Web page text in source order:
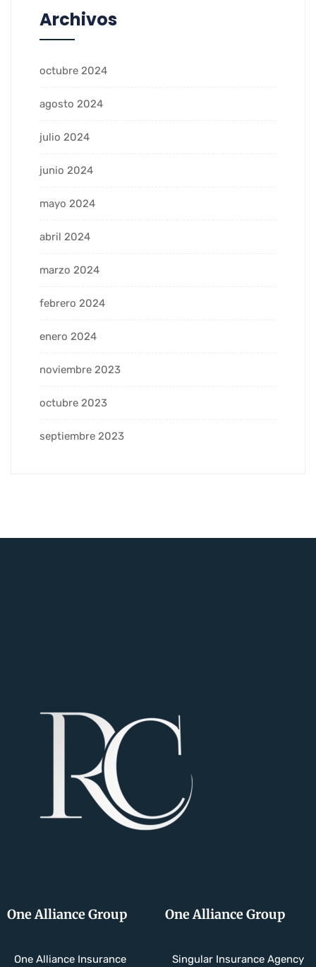
Archivos
octubre 2024
agosto 2024
julio 2024
junio 2024
mayo 2024
abril 2024
marzo 2024
febrero 2024
enero 2024
noviembre 2023
octubre 2023
septiembre 2023
One Alliance Group
One Alliance Insurance
One Alliance Group
Singular Insurance Agency